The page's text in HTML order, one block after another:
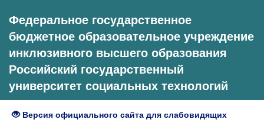
Федеральное государственное
бюджетное образовательное учреждение
инклюзивного высшего образования
Российский государственный
университет социальных технологий
Версия официального сайта для слабовидящих